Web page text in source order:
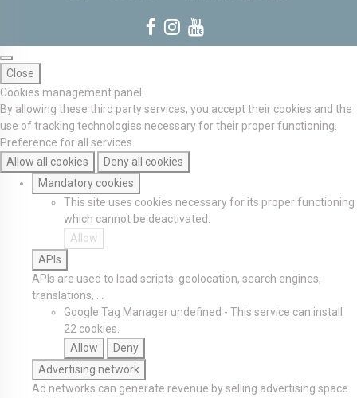
Close
Cookies management panel
By allowing these third party services, you accept their cookies and the
use of tracking technologies necessary for their proper functioning.
Preference for all services
Allow all cookies
Deny all cookies
Mandatory cookies
This site uses cookies necessary for its proper functioning
which cannot be deactivated.
Allow
APIs
APIs are used to load scripts: geolocation, search engines,
translations, ...
Google Tag Manager undefined - This service can install
22 cookies.
Allow
Deny
Advertising network
Ad networks can generate revenue by selling advertising space